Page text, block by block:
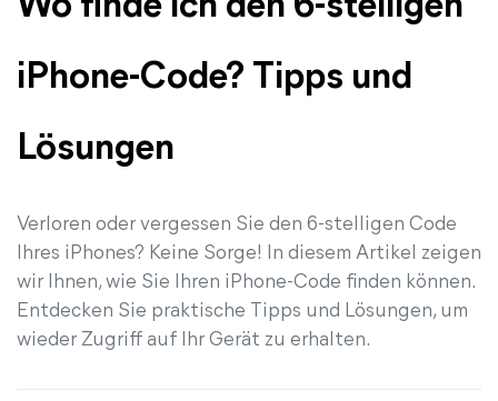
iPhone-Code? Tipps und
Lösungen
Verloren oder vergessen Sie den 6-stelligen Code
Ihres iPhones? Keine Sorge! In diesem Artikel zeigen
wir Ihnen, wie Sie Ihren iPhone-Code finden können.
Entdecken Sie praktische Tipps und Lösungen, um
wieder Zugriff auf Ihr Gerät zu erhalten.